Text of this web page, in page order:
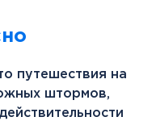
путешествия на
штормов,